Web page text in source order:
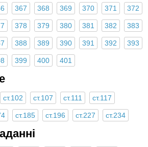
367 368 369 370 371 372
378 379 380 381 382 383
388 389 390 391 392 393
399 400 401
ст.102 ст.107 ст.111 ст.117
ст.185 ст.196 ст.227 ст.234